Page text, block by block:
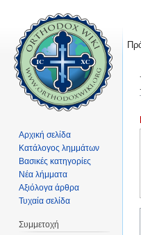
Αρχική σελίδα
Κατάλογος λημμάτων
Βασικές κατηγορίες
Νέα λήμματα
Αξιόλογα άρθρα
Τυχαία σελίδα
Συμμετοχή